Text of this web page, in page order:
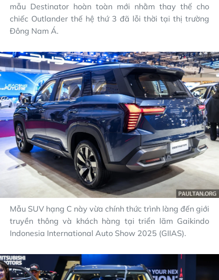
mẫu Destinator hoàn toàn mới nhằm thay thế cho
chiếc Outlander thế hệ thứ 3 đã lỗi thời tại thị trường
Đông Nam Á.
Mẫu SUV hạng C này vừa chính thức trình làng đến giới
truyền thông và khách hàng tại triển lãm Gaikindo
Indonesia International Auto Show 2025 (GIIAS).